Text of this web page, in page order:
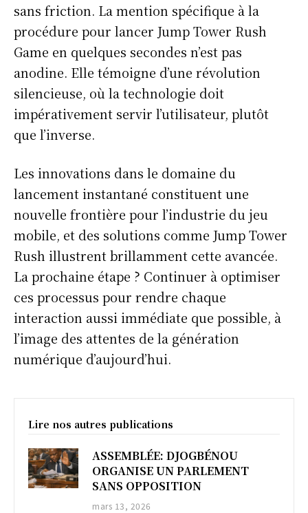
Amériques
Europe
Asie
sans friction. La mention spécifique à la
procédure pour lancer Jump Tower Rush
Game en quelques secondes n’est pas
anodine. Elle témoigne d’une révolution
silencieuse, où la technologie doit
impérativement servir l’utilisateur, plutôt
que l’inverse.
Les innovations dans le domaine du
lancement instantané constituent une
nouvelle frontière pour l’industrie du jeu
mobile, et des solutions comme Jump Tower
Rush illustrent brillamment cette avancée.
La prochaine étape ? Continuer à optimiser
ces processus pour rendre chaque
interaction aussi immédiate que possible, à
l’image des attentes de la génération
numérique d’aujourd’hui.
Lire nos autres publications
ASSEMBLÉE: DJOGBÉNOU
ORGANISE UN PARLEMENT
SANS OPPOSITION
mars 13, 2026